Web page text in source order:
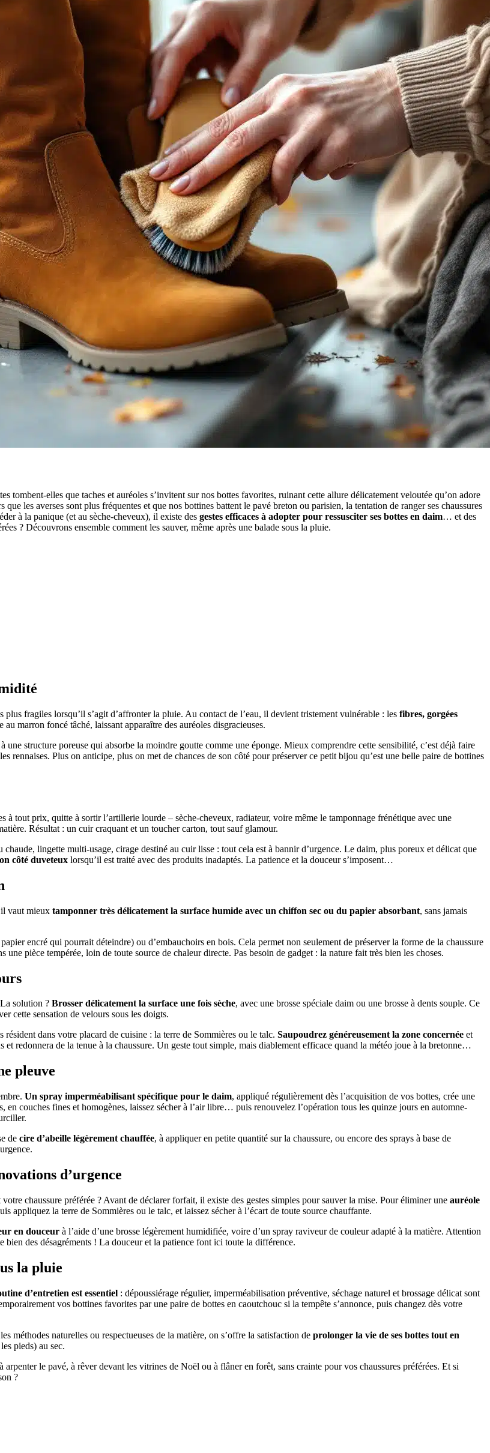
tombent-elles que taches et auréoles s’invitent sur nos bottes favorites, ruinant cette allure délicatement veloutée qu’on adore
les averses sont plus fréquentes et que nos bottines battent le pavé breton ou parisien, la tentation de ranger ses chaussures
à la panique (et au sèche-cheveux), il existe des gestes efficaces à adopter pour ressusciter ses bottes en daim… et des
? Découvrons ensemble comment les sauver, même après une balade sous la pluie.
fragiles lorsqu’il s’agit d’affronter la pluie. Au contact de l’eau, il devient tristement vulnérable : les fibres, gorgées
marron foncé tâché, laissant apparaître des auréoles disgracieuses.
structure poreuse qui absorbe la moindre goutte comme une éponge. Mieux comprendre cette sensibilité, c’est déjà faire
rennaises. Plus on anticipe, plus on met de chances de son côté pour préserver ce petit bijou qu’est une belle paire de bottines
à tout prix, quitte à sortir l’artillerie lourde – sèche-cheveux, radiateur, voire même le tamponnage frénétique avec une
Résultat : un cuir craquant et un toucher carton, tout sauf glamour.
lingette multi-usage, cirage destiné au cuir lisse : tout cela est à bannir d’urgence. Le daim, plus poreux et délicat que
côté duveteux lorsqu’il est traité avec des produits inadaptés. La patience et la douceur s’imposent…
il vaut mieux tamponner très délicatement la surface humide avec un chiffon sec ou du papier absorbant, sans jamais
encré qui pourrait déteindre) ou d’embauchoirs en bois. Cela permet non seulement de préserver la forme de la chaussure
une pièce tempérée, loin de toute source de chaleur directe. Pas besoin de gadget : la nature fait très bien les choses.
solution ? Brosser délicatement la surface une fois sèche, avec une brosse spéciale daim ou une brosse à dents souple. Ce
cette sensation de velours sous les doigts.
résident dans votre placard de cuisine : la terre de Sommières ou le talc. Saupoudrez généreusement la zone concernée et
redonnera de la tenue à la chaussure. Un geste tout simple, mais diablement efficace quand la météo joue à la bretonne…
pleuve
Un spray imperméabilisant spécifique pour le daim, appliqué régulièrement dès l’acquisition de vos bottes, crée une
en couches fines et homogènes, laissez sécher à l’air libre… puis renouvelez l’opération tous les quinze jours en automne-
de cire d’abeille légèrement chauffée, à appliquer en petite quantité sur la chaussure, ou encore des sprays à base de
d’urgence
chaussure préférée ? Avant de déclarer forfait, il existe des gestes simples pour sauver la mise. Pour éliminer une auréole
appliquez la terre de Sommières ou le talc, et laissez sécher à l’écart de toute source chauffante.
en douceur à l’aide d’une brosse légèrement humidifiée, voire d’un spray raviveur de couleur adapté à la matière. Attention
des désagréments ! La douceur et la patience font ici toute la différence.
la pluie
d’entretien est essentiel : dépoussiérage régulier, imperméabilisation préventive, séchage naturel et brossage délicat sont
vos bottines favorites par une paire de bottes en caoutchouc si la tempête s’annonce, puis changez dès votre
méthodes naturelles ou respectueuses de la matière, on s’offre la satisfaction de prolonger la vie de ses bottes tout en
pieds) au sec.
le pavé, à rêver devant les vitrines de Noël ou à flâner en forêt, sans crainte pour vos chaussures préférées. Et si
?